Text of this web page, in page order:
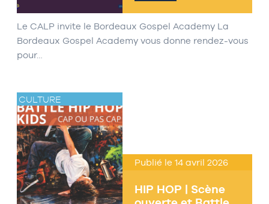
Le CALP invite le Bordeaux Gospel Academy La
Bordeaux Gospel Academy vous donne rendez-vous
pour…
CULTURE
HIP HOP | Scène
Publié le 14 avril 2026